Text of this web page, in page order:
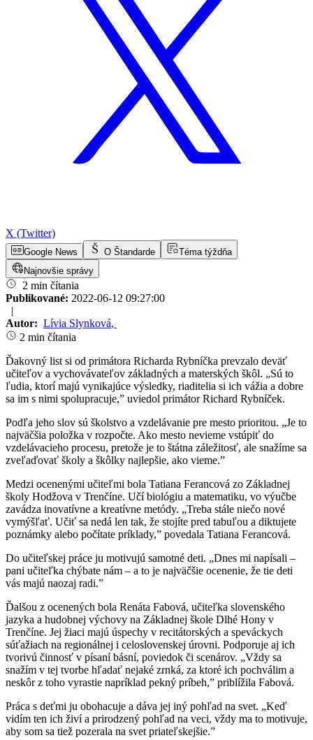
X (Twitter)
Google News O Štandarde
Téma týždňa
Najnovšie správy
2 min čítania
Publikované: 2022-06-12 09:27:00
|
Autor: Lívia Slynková,
2 min čítania
Ďakovný list si od primátora Richarda Rybníčka prevzalo deväť
učiteľov a vychovávateľov základných a materských škôl. „Sú to
ľudia, ktorí majú vynikajúce výsledky, riaditelia si ich vážia a dobre
sa im s nimi spolupracuje,” uviedol primátor Richard Rybníček.
Podľa jeho slov sú školstvo a vzdelávanie pre mesto prioritou. „Je to
najväčšia položka v rozpočte. Ako mesto nevieme vstúpiť do
vzdelávacieho procesu, pretože je to štátna záležitosť, ale snažíme sa
zveľaďovať školy a škôlky najlepšie, ako vieme.”
Medzi ocenenými učiteľmi bola Tatiana Ferancová zo Základnej
školy Hodžova v Trenčíne. Učí biológiu a matematiku, vo výučbe
zavádza inovatívne a kreatívne metódy. „Treba stále niečo nové
vymýšľať. Učiť sa nedá len tak, že stojíte pred tabuľou a diktujete
poznámky alebo počítate príklady,” povedala Tatiana Ferancová.
Do učiteľskej práce ju motivujú samotné deti. „Dnes mi napísali –
pani učiteľka chýbate nám – a to je najväčšie ocenenie, že tie deti
vás majú naozaj radi.”
Ďalšou z ocenených bola Renáta Fabová, učiteľka slovenského
jazyka a hudobnej výchovy na Základnej škole Dlhé Hony v
Trenčíne. Jej žiaci majú úspechy v recitátorských a speváckych
súťažiach na regionálnej i celoslovenskej úrovni. Podporuje aj ich
tvorivú činnosť v písaní básní, poviedok či scenárov. „Vždy sa
snažím v tej tvorbe hľadať nejaké zrnká, za ktoré ich pochválim a
neskôr z toho vyrastie napríklad pekný príbeh,” priblížila Fabová.
Práca s deťmi ju obohacuje a dáva jej iný pohľad na svet. „Keď
vidím ten ich živí a prirodzený pohľad na veci, vždy ma to motivuje,
aby som sa tiež pozerala na svet priateľskejšie.”